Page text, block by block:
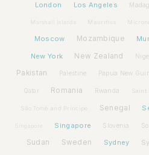
London Los Angeles
Marshall Islands Mauritius
Moscow Mozambique
New York New Zealand
Pakistan Palestine Papua New
Qatar Romania Rwanda Saint
São Tomé and Príncipe Senegal
Singapore Slovenia
Sudan Sweden Sydney